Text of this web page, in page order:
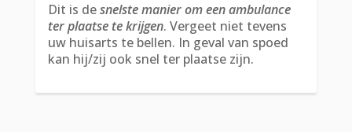
Dit is desnelste manier om een ambulance
ter plaatse te krijgen. Vergeet niet tevens
uw huisarts te bellen. In geval van spoed
kan hij/zij ook snel ter plaatse zijn.